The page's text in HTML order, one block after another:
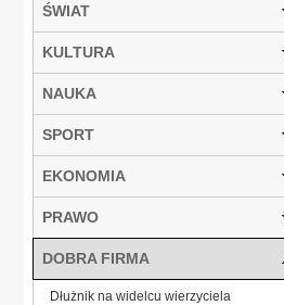
ŚWIAT
KULTURA
NAUKA
SPORT
EKONOMIA
PRAWO
DOBRA FIRMA
Dłużnik na widelcu wierzyciela